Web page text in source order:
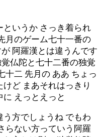
というか さっき着られ
月のゲーム七十一番の
阿羅漢とは違うんです
仏陀と七十二番の独覚
十二 先月の ああ ちょっ
ど まあそれはっきり
えっとえっと
方でしょうね でもわ
らない方っていう阿羅